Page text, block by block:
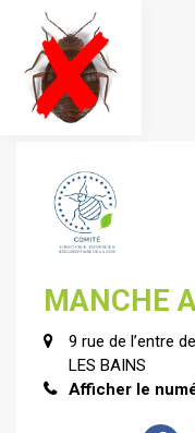
MANCHE
9 rue de l’entre
LES BAINS
Afficher le